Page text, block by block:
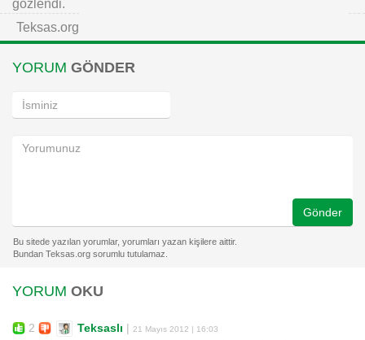
gözlendi.
Teksas.org
YORUM GÖNDER
Gönder
YORUM OKU
2 Teksaslı | 21 Mayıs 2012 | 16:03